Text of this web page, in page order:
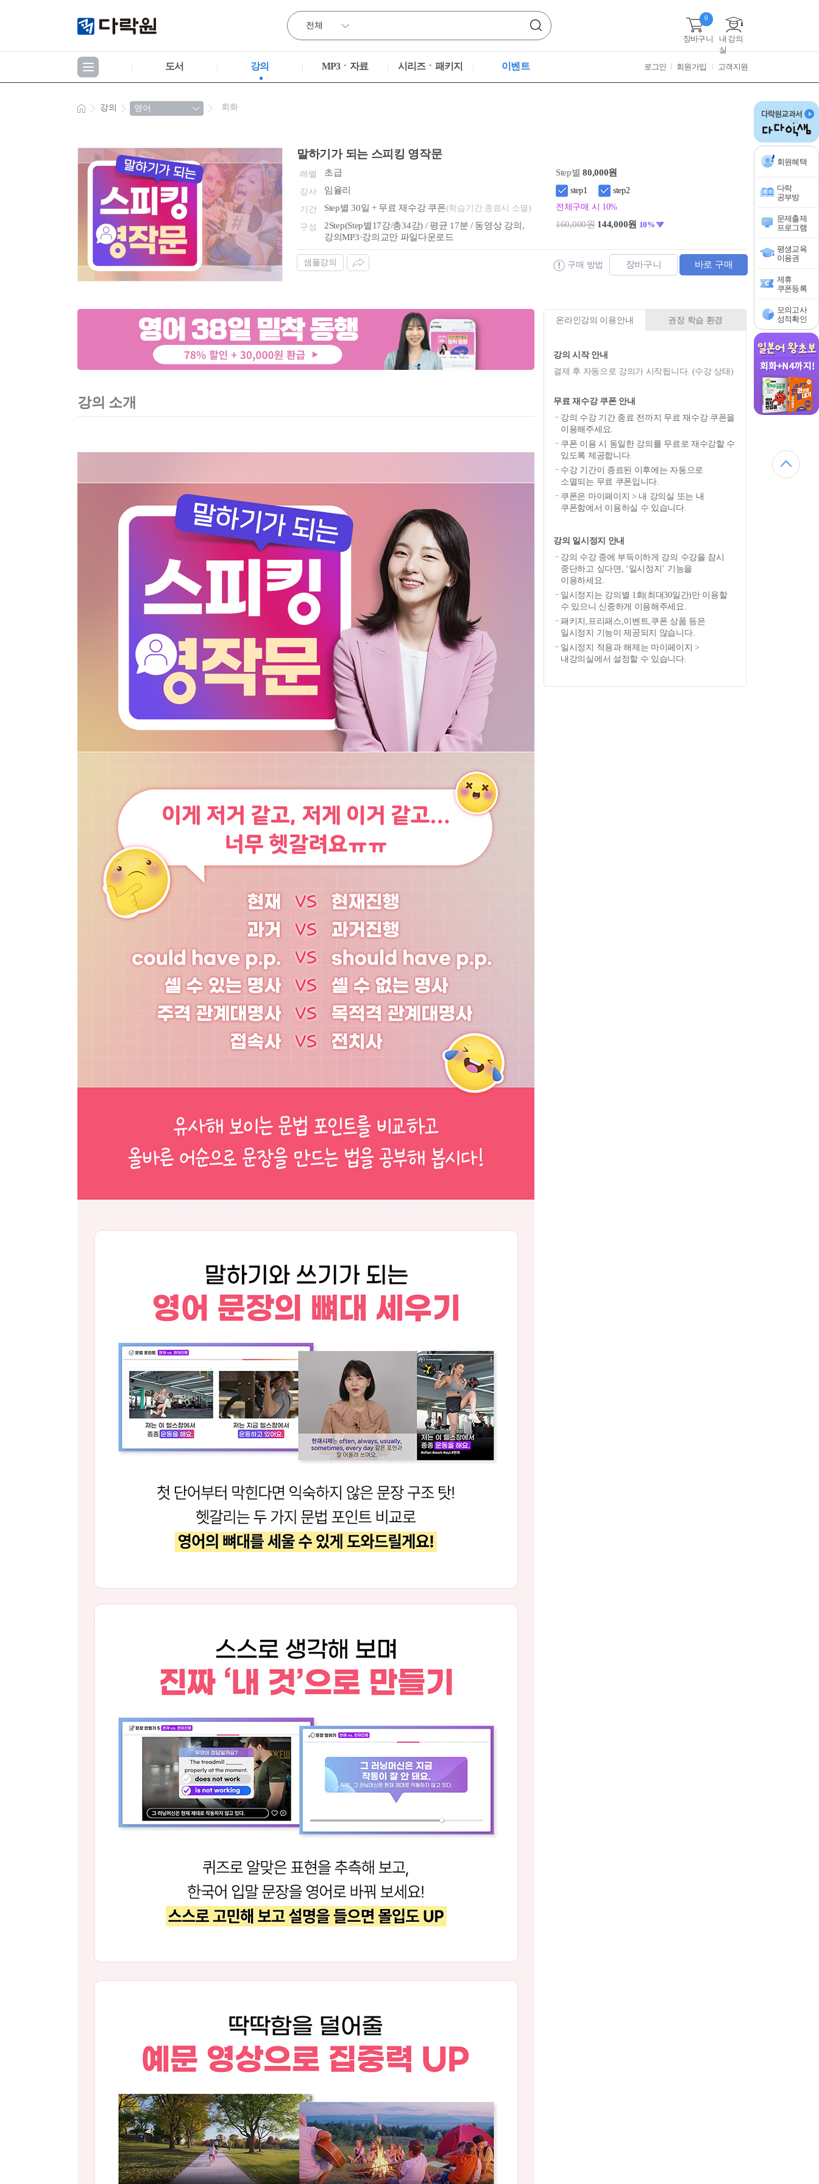
장바구니
0
내 강의
실
도서 강의 MP3ㆍ자료 시리즈ㆍ패키지 이벤트 로그인 회원가입 고객지원
회원혜택
다락
공부방
문제출제
프로그램
평생교육
이용권
제휴
쿠폰등록
모의고사
성적확인
강의 회화
말하기가 되는 스피킹 영작문
레벨 초급
강사 임율리
기간 Step별 30일 + 무료 재수강 쿠폰(학습기간 종료시 소멸)
구성
2Step(Step별17강/총34강) / 평균 17분 / 동영상 강의,
강의MP3·강의교안 파일다운로드
Step별80,000원
step1
step2
전체구매 시 10%
160,000원 144,000원 10%
샘플강의 구매 방법 장바구니 바로 구매
강의 소개
온라인강의 이용안내 권장 학습 환경
강의 시작 안내
결제 후 자동으로 강의가 시작됩니다. (수강 상태)
무료 재수강 쿠폰 안내
강의 수강 기간 종료 전까지 무료 재수강 쿠폰을
이용해주세요.
쿠폰 이용 시 동일한 강의를 무료로 재수강할 수
있도록 제공합니다.
수강 기간이 종료된 이후에는 자동으로
소멸되는 무료 쿠폰입니다.
쿠폰은 마이페이지 > 내 강의실 또는 내
쿠폰함에서 이용하실 수 있습니다.
강의 일시정지 안내
강의 수강 중에 부득이하게 강의 수강을 잠시
중단하고 싶다면, ‘일시정지’ 기능을
이용하세요.
일시정지는 강의별 1회(최대30일간)만 이용할
수 있으니 신중하게 이용해주세요.
패키지,프리패스,이벤트,쿠폰 상품 등은
일시정지 기능이 제공되지 않습니다.
일시정지 적용과 해제는 마이페이지 >
내강의실에서 설정할 수 있습니다.